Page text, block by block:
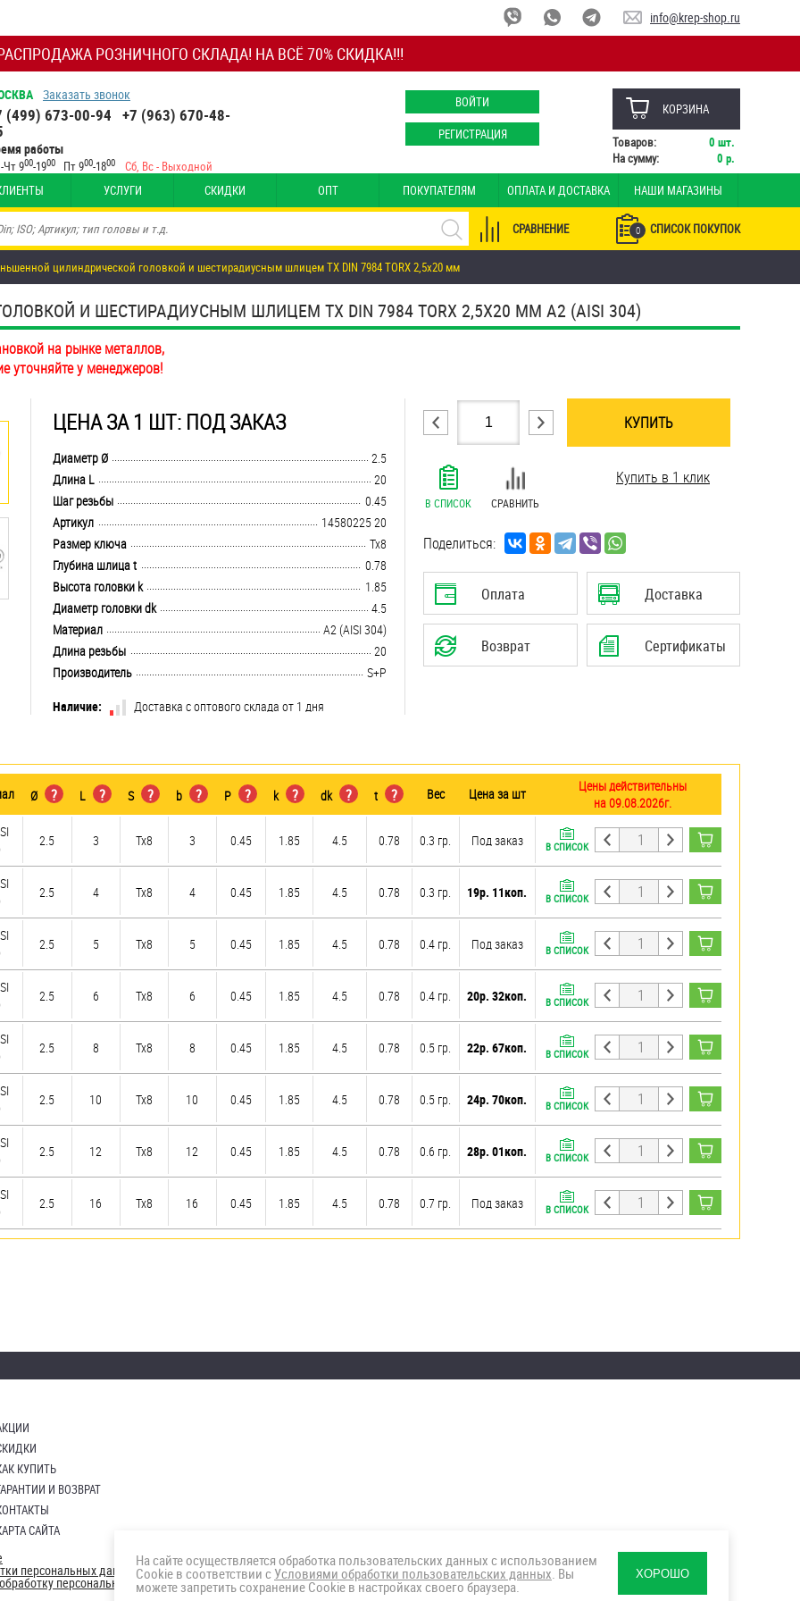
РОЗНИЧНОГО СКЛАДА! НА ВСЁ 70% СКИДКА!!!
info@krep-shop.ru
Заказать звонок
(499) 673-00-94 +7 (963) 670-48-
работы
Чт 900-1900 Пт 900-1800 Сб, Вс - Выходной
ВОЙТИ
РЕГИСТРАЦИЯ
КОРЗИНА
Товаров: 0 шт.
На сумму:
0 р.
УСЛУГИ СКИДКИ ОПТ ПОКУПАТЕЛЯМ ОПЛАТА И ДОСТАВКА НАШИ МАГАЗИНЫ
0 СПИСОК ПОКУПОК
СРАВНЕНИЕ
цилиндрической головкой и шестирадиусным шлицем TX DIN 7984 TORX 2,5х20 мм
И ШЕСТИРАДИУСНЫМ ШЛИЦЕМ TX DIN 7984 TORX 2,5Х20 ММ А2 (AISI 304)
на рынке металлов,
уточняйте у менеджеров!
ЦЕНА ЗА 1 ШТ: ПОД ЗАКАЗ
........................................................................................................................................................................................................
Диаметр Ø
2.5
........................................................................................................................................................................................................
Длина L
20
........................................................................................................................................................................................................
Шаг резьбы
0.45
........................................................................................................................................................................................................
Артикул
14580225 20
........................................................................................................................................................................................................
Размер ключа
Tx8
........................................................................................................................................................................................................
Глубина шлица t
0.78
........................................................................................................................................................................................................
Высота головки k
1.85
........................................................................................................................................................................................................
Диаметр головки dk
4.5
........................................................................................................................................................................................................
Материал
А2 (AISI 304)
........................................................................................................................................................................................................
Длина резьбы
20
........................................................................................................................................................................................................
Производитель
S+P
Наличие:
Доставка с оптового склада от 1 дня
КУПИТЬ
В СПИСОК СРАВНИТЬ
Купить в 1 клик
Поделиться:
Оплата Доставка
Возврат Сертификаты
Ø ? L ? S ? b ? P ? k ? dk ? t ? Вес Цена за шт
Цены действительны
на 09.08.2026г.
2.5 3 Tx8 3 0.45 1.85 4.5 0.78 0.3 гр. Под заказ В СПИСОК
2.5 4 Tx8 4 0.45 1.85 4.5 0.78 0.3 гр. 19р. 11коп. В СПИСОК
2.5 5 Tx8 5 0.45 1.85 4.5 0.78 0.4 гр. Под заказ В СПИСОК
2.5 6 Tx8 6 0.45 1.85 4.5 0.78 0.4 гр. 20р. 32коп. В СПИСОК
2.5 8 Tx8 8 0.45 1.85 4.5 0.78 0.5 гр. 22р. 67коп. В СПИСОК
2.5 10 Tx8 10 0.45 1.85 4.5 0.78 0.5 гр. 24р. 70коп. В СПИСОК
2.5 12 Tx8 12 0.45 1.85 4.5 0.78 0.6 гр. 28р. 01коп. В СПИСОК
2.5 16 Tx8 16 0.45 1.85 4.5 0.78 0.7 гр. Под заказ В СПИСОК
КУПИТЬ
И ВОЗВРАТ
САЙТА
персональных данных
персональных данны
На сайте осуществляется обработка пользовательских данных с использованием
Cookie в соответствии с Условиями обработки пользовательских данных . Вы
можете запретить сохранение Cookie в настройках своего браузера.
ХОРОШО